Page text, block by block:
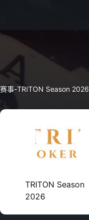
赛事-TRITON Season 2026
TRITON Season
2026